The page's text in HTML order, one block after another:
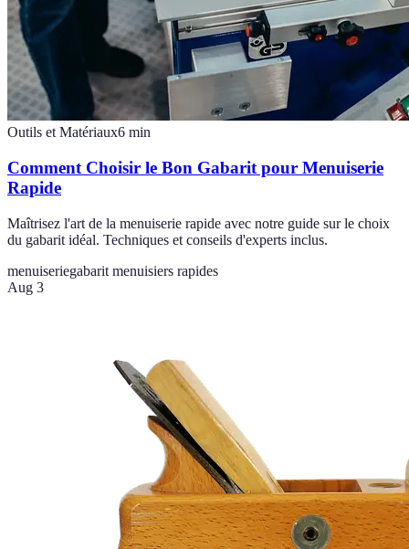
Outils et Matériaux6 min
Comment Choisir le Bon Gabarit pour Menuiserie
Rapide
Maîtrisez l'art de la menuiserie rapide avec notre guide sur le choix
du gabarit idéal. Techniques et conseils d'experts inclus.
menuiseriegabarit menuisiers rapides
Aug 3